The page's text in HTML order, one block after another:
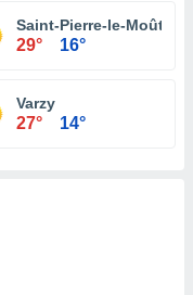
Saint-Pierre-le-Moûtier
29° 16°
Varzy
27° 14°